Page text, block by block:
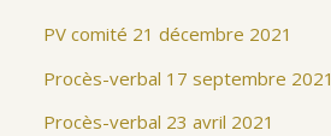
PV comité 21 décembre 2021
Procès-verbal 17 septembre 2021
Procès-verbal 23 avril 2021